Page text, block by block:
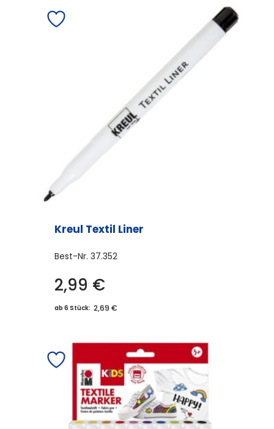
Kreul Textil Liner
Best-Nr. 37.352
2,99 €
ab 6 Stück: 2,69 €